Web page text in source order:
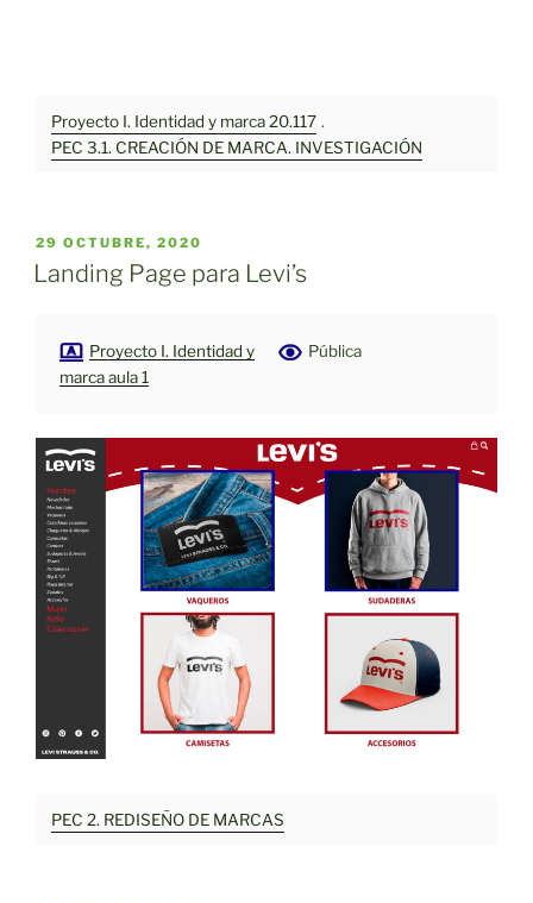
Proyecto I. Identidad y marca 20.117 .
PEC 3.1. CREACIÓN DE MARCA. INVESTIGACIÓN
PUBLICADO
EL
29 OCTUBRE, 2020
Landing Page para Levi’s
Proyecto I. Identidad y
marca aula 1
Pública
PEC 2. REDISEÑO DE MARCAS